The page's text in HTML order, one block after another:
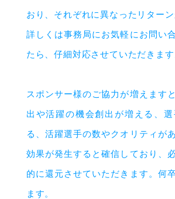
おり、それぞれに異なったリターン
詳しくは事務局にお気軽にお問い
たら、仔細対応させていただきます
スポンサー様のご協力が増えます
出や活躍の機会創出が増える、
る、活躍選手の数やクオリティが
効果が発生すると確信しており、
的に還元させていただきます。何
ます。